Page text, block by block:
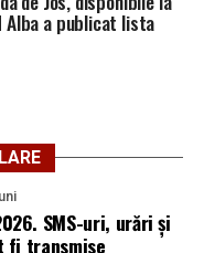
Alba a publicat lista
SMS-uri, urări și
transmise